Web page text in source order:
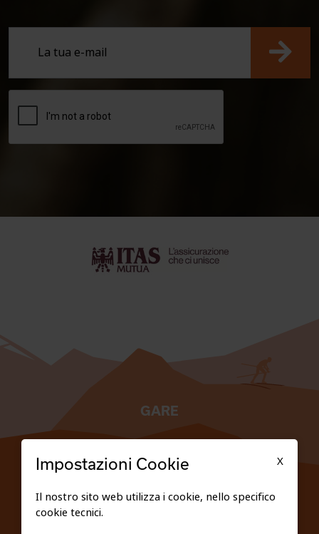
GARE
X
Impostazioni Cookie
Il nostro sito web utilizza i cookie, nello specifico
cookie tecnici.